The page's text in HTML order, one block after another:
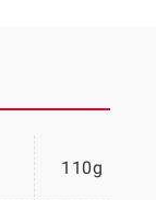
110g